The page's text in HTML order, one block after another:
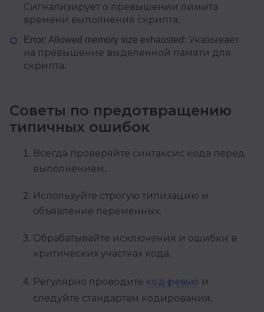
Сигнализирует о превышении лимита
времени выполнения скрипта.
Error: Allowed memory size exhausted: Указывает
на превышение выделенной памяти для
скрипта.
Советы по предотвращению
типичных ошибок
Всегда проверяйте синтаксис кода перед
выполнением.
Используйте строгую типизацию и
объявление переменных.
Обрабатывайте исключения и ошибки в
критических участках кода.
Регулярно проводите код-ревью и
следуйте стандартам кодирования.